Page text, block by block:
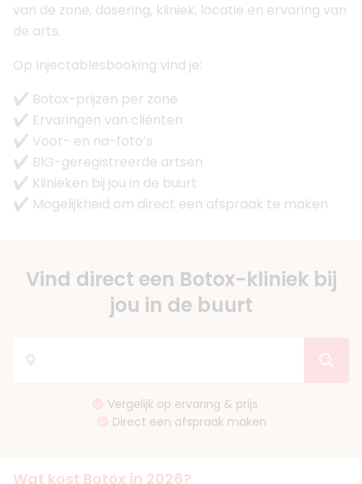
van de zone, dosering, kliniek, locatie en ervaring van
de arts.
Op Injectablesbooking vind je:
✔ Botox-prijzen per zone
✔ Ervaringen van cliënten
✔ Voor- en na-foto’s
✔ BIG-geregistreerde artsen
✔ Klinieken bij jou in de buurt
✔ Mogelijkheid om direct een afspraak te maken
Vind direct een Botox-kliniek bij
jou in de buurt
Vergelijk op ervaring & prijs
Direct een afspraak maken
Wat kost Botox in 2026?